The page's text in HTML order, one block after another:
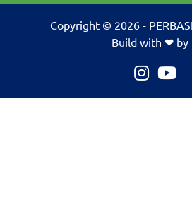
Copyright © 2026 -
Build with ❤ by